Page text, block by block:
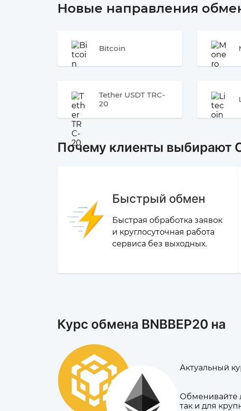
Новые направления
Bitcoin
Tether USDT TRC-
20
Почему клиенты выбирают
Быстрый обмен
Быстрая обработка заявок
и круглосуточная работа
сервиса без выходных.
Курс обмена BNBBEP20 на
Актуальный
Обменивайте
так и для